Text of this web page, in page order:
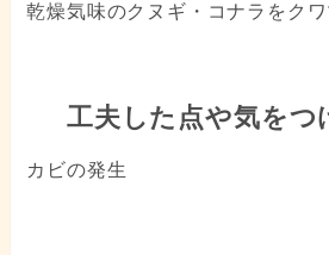
乾燥気味のクヌギ・コナラをク
工夫した点や気をつ
カビの発生